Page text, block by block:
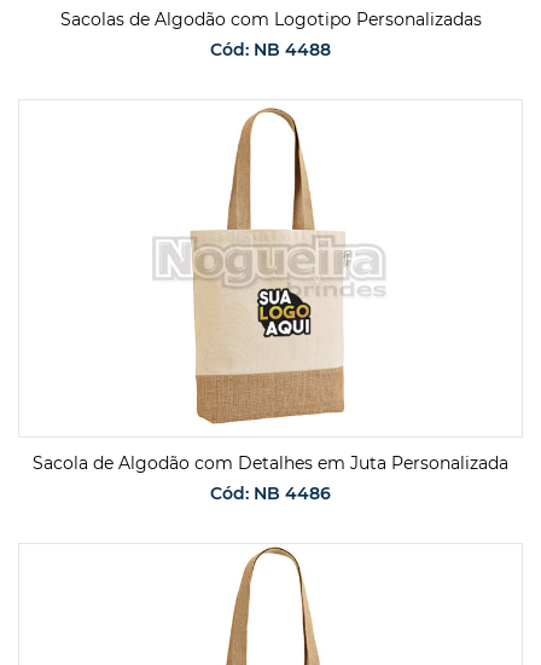
Sacolas de Algodão com Logotipo Personalizadas
Cód: NB 4488
SOLICITAR ORÇAMENTO
Sacola de Algodão com Detalhes em Juta Personalizada
Cód: NB 4486
SOLICITAR ORÇAMENTO